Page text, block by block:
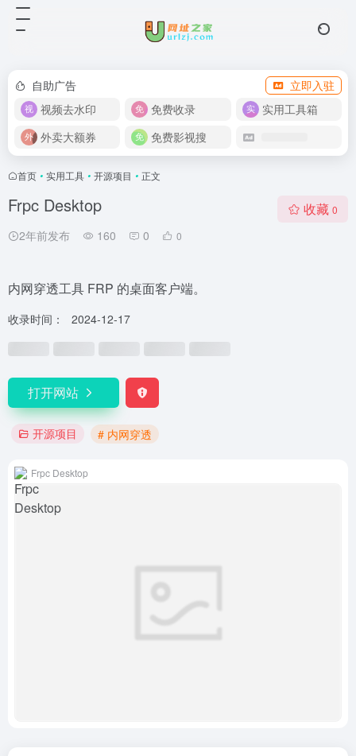
自助广告
立即入驻
视频去水印
免费收录
实用工具箱
外卖大额券
免费影视搜
首页 • 实用工具 • 开源项目 • 正文
Frpc Desktop
2年前发布 160 0 0
收藏 0
内网穿透工具 FRP 的桌面客户端。
收录时间： 2024-12-17
打开网站
开源项目 # 内网穿透
Frpc Desktop